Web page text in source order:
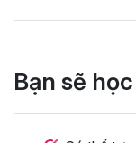
Bạn sẽ